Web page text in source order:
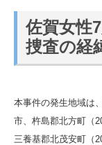
佐賀女性
捜査の経
本事件の発生地域は
市、杵島郡北方町（
三養基郡北茂安町（